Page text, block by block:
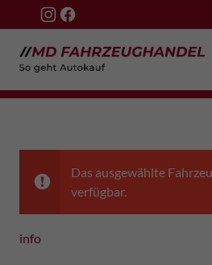
Das ausgewählte
verfügbar.
info